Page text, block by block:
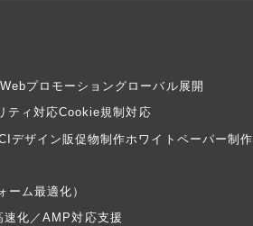
Webプロモーション グローバル展開
ティ対応Cookie規制対応
デザイン販促物制作ホワイトペーパー制作
ーム最適化）
速化／AMP対応支援